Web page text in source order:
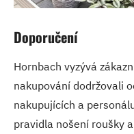
Doporučení
Hornbach vyzývá
nakupování dodržovali
nakupujících a
pravidla nošení roušky